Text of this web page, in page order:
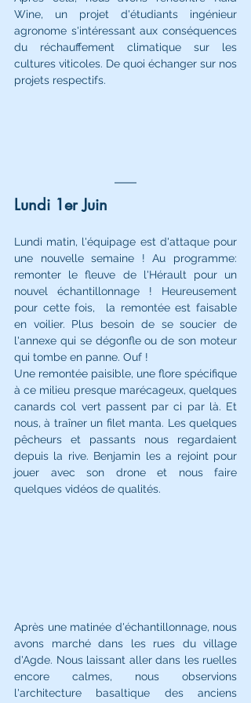
Wine, un projet d'étudiants ingénieur
agronome s'intéressant aux conséquences
du réchauffement climatique sur les
cultures viticoles. De quoi échanger sur nos
projets respectifs.
Lundi 1er Juin
Lundi matin, l'équipage est d'attaque pour
une nouvelle semaine ! Au programme:
remonter le fleuve de l'Hérault pour un
nouvel échantillonnage ! Heureusement
pour cette fois,  la remontée est faisable
en voilier. Plus besoin de se soucier de
l'annexe qui se dégonfle ou de son moteur
qui tombe en panne. Ouf !
Une remontée paisible, une flore spécifique
à ce milieu presque marécageux, quelques
canards col vert passent par ci par là. Et
nous, à traîner un filet manta. Les quelques
pêcheurs et passants nous regardaient
depuis la rive. Benjamin les a rejoint pour
jouer avec son drone et nous faire
quelques vidéos de qualités.
Après une matinée d'échantillonnage, nous
avons marché dans les rues du village
d'Agde. Nous laissant aller dans les ruelles
encore calmes, nous observions
l'architecture basaltique des anciens